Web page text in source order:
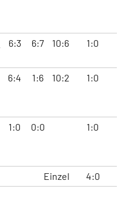
6:3 6:7 10:6 1:0
6:4 1:6 10:2 1:0
1:0 0:0 1:0
Einzel 4:0